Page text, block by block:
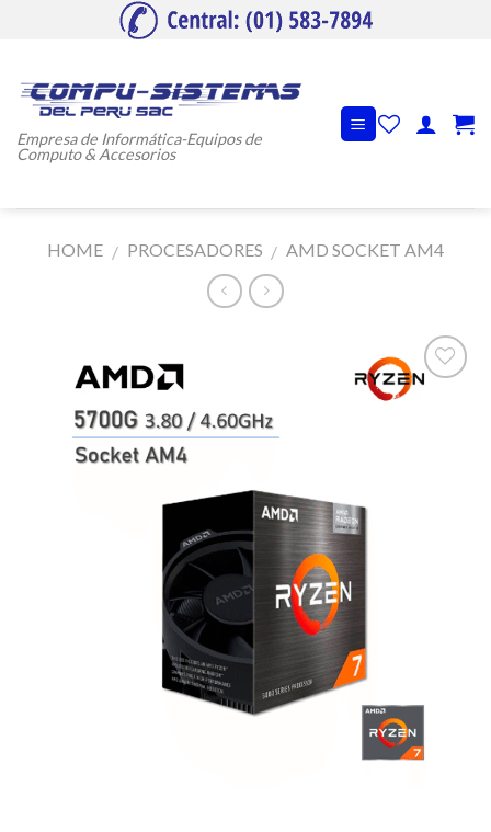
Empresa de Informática-Equipos de
Computo & Accesorios
HOME / PROCESADORES / AMD SOCKET AM4